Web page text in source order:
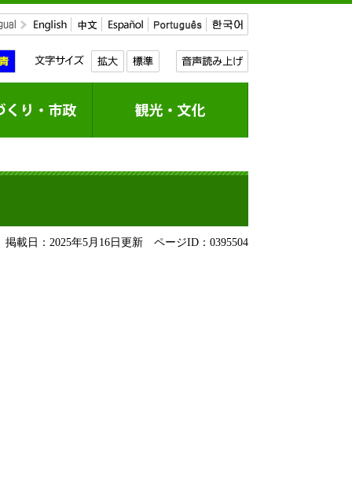
掲載日：2025年5月16日更新 ページID：0395504